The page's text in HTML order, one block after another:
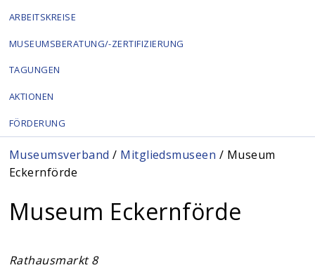
ARBEITSKREISE
MUSEUMSBERATUNG/-ZERTIFIZIERUNG
TAGUNGEN
AKTIONEN
FÖRDERUNG
Sie sind hier
Museumsverband / Mitgliedsmuseen / Museum
Eckernförde
Museum Eckernförde
Rathausmarkt 8